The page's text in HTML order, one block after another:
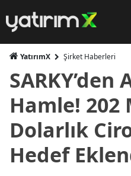
YatırımX Şirket Haberleri
SARKY’den
Hamle! 202
Dolarlık
Hedef